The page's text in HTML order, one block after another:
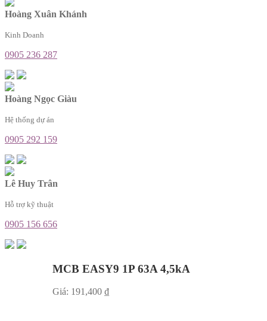
Hoàng Xuân Khánh
Kinh Doanh
0905 236 287
Hoàng Ngọc Giàu
Hệ thống dự án
0905 292 159
Lê Huy Trân
Hỗ trợ kỹ thuật
0905 156 656
MCB EASY9 1P 63A 4,5kA
Giá: 191,400 ₫